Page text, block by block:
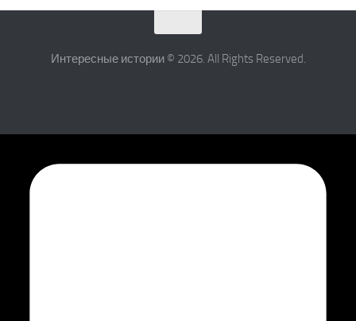
Интересные истории © 2026. All Rights Reserved.